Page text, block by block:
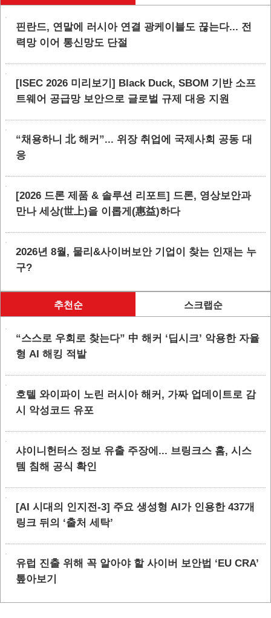
핀란드, 연말에 러시아 연결 광케이블도 끊는다... 전
력망 이어 통신망도 단절
[ISEC 2026 미리보기] Black Duck, SBOM 기반 소프
트웨어 공급망 보안으로 글로벌 규제 대응 지원
“채용하니 北 해커”... 위장 취업에 국제사회 공동 대
응
[2026 드론 제품 & 솔루션 리포트] 드론, 영상보안과
만나 세상(世上)을 이롭게(惠益)하다
2026년 8월, 물리&사이버보안 기업이 찾는 인재는 누
구?
추천순 스크랩순
“스스로 우회로 찾는다” 中 해커 ‘딥시크’ 악용한 자율
형 AI 해킹 적발
호텔 와이파이 노린 러시아 해커, 가짜 업데이트로 감
시 악성코드 유포
샤이니헌터스 정보 유출 주장에... 브링크스 홈, 시스
템 침해 공식 확인
[AI 시대의 인지전-3] 주요 생성형 AI가 인용한 437개
링크 뒤의 ‘출처 세탁’
유럽 진출 위해 꼭 알아야 할 사이버 보안법 ‘EU CRA’
톺아보기